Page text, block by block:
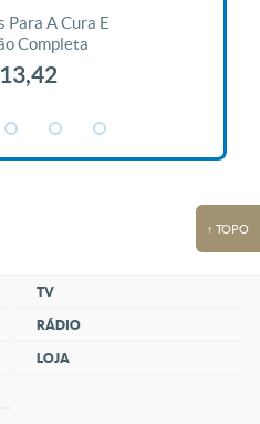
Para A Cura E
Completa
↑ TOPO
TV
RÁDIO
LOJA